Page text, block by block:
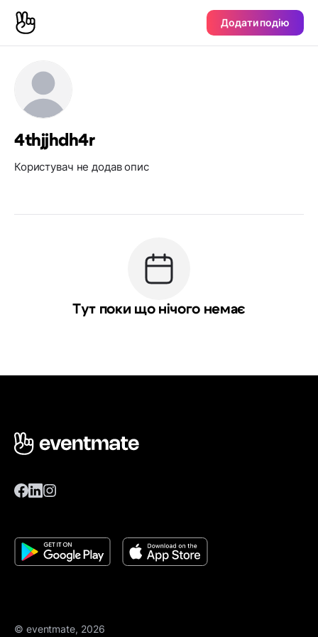
Додати подію
4thjjhdh4r
Користувач не додав опис
Тут поки що нічого немає
© eventmate, 2026